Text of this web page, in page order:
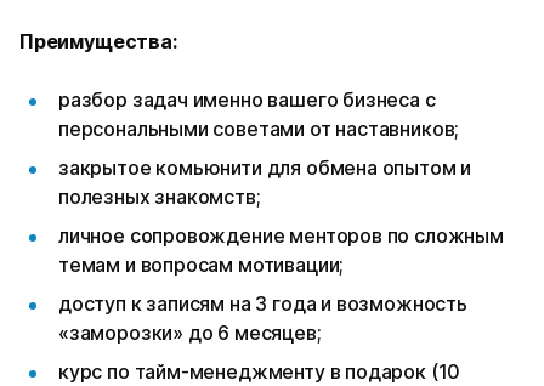
Преимущества:
разбор задач именно вашего бизнеса с
персональными советами от наставников;
закрытое комьюнити для обмена опытом и
полезных знакомств;
личное сопровождение менторов по сложным
темам и вопросам мотивации;
доступ к записям на 3 года и возможность
«заморозки» до 6 месяцев;
курс по тайм-менеджменту в подарок (10